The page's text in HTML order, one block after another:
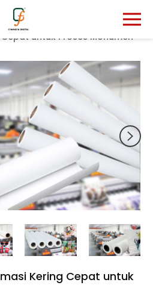
sublimasi
untuk Proses Monumen
Kering Cepat untuk